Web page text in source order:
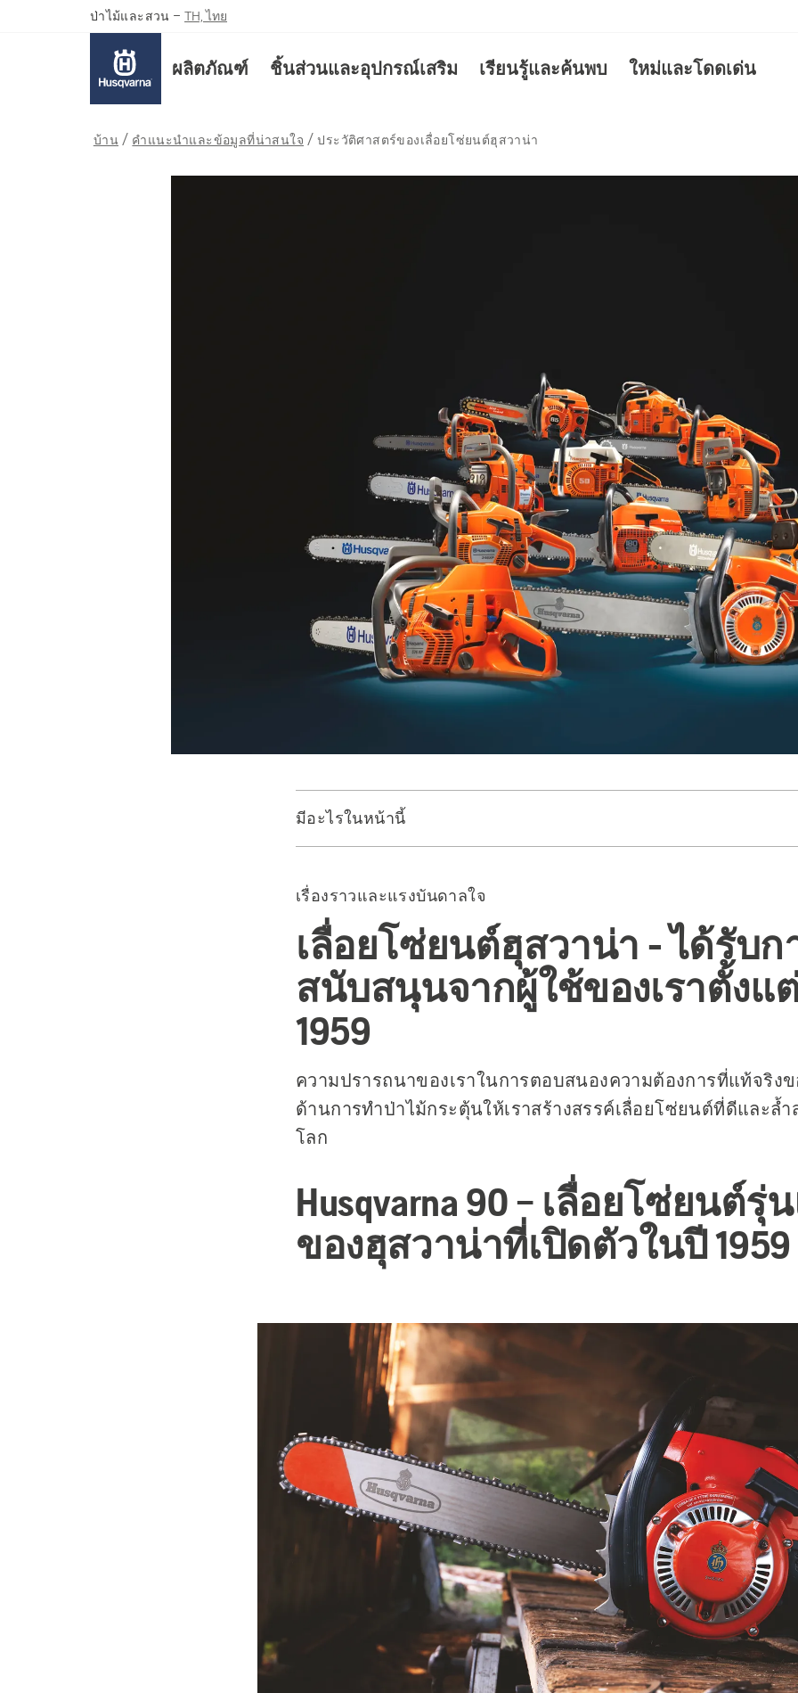
ป่าไม้และสวน – TH, ไทย
ผลิตภัณฑ์ ชิ้นส่วนและอุปกรณ์เสริม เรียนรู้และค้นพบ ใหม่และโดดเด่น
บ้าน คำแนะนำและข้อมูลที่น่าสนใจ ประวัติศาสตร์ของเลื่อยโซ่ยนต์ฮุสวาน่า
มีอะไรในหน้านี้
Husqvarna 90
Husqvarna 180
Husqvarna 162
Husqvarna 133
Husqvarna 50 Rancher
Husqvarna 154
Husqvarna 262 XP®
Husqvarna 394 XP®
Husqvarna 335XPT
เรื่องราวและแรงบันดาลใจ
เลื่อยโซ่ยนต์ฮุสวาน่า - ได้รับก
สนับสนุนจากผู้ใช้ของเราตั้งแ
1959
ความปรารถนาของเราในการตอบสนองความต้องการที่แท้จริง
ด้านการทำป่าไม้กระตุ้นให้เราสร้างสรรค์เลื่อยโซ่ยนต์ที่ดีและล้
โลก
Husqvarna 90 – เลื่อยโซ่ยนต์รุ่
ของฮุสวาน่าที่เปิดตัวในปี 1959